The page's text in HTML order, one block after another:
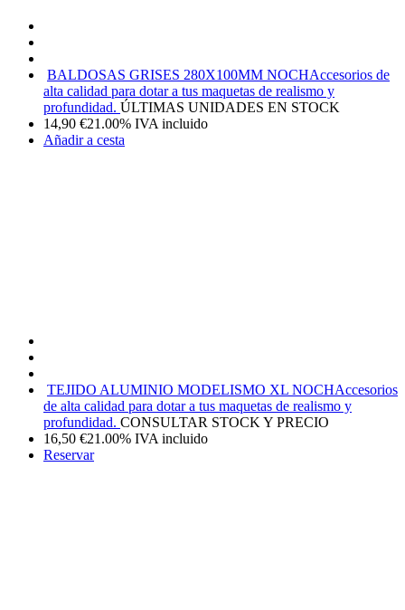
BALDOSAS GRISES 280X100MM NOCHAccesorios de
alta calidad para dotar a tus maquetas de realismo y
profundidad. ÚLTIMAS UNIDADES EN STOCK
14,90 €21.00% IVA incluido
Añadir a cesta
TEJIDO ALUMINIO MODELISMO XL NOCHAccesorios
de alta calidad para dotar a tus maquetas de realismo y
profundidad. CONSULTAR STOCK Y PRECIO
16,50 €21.00% IVA incluido
Reservar